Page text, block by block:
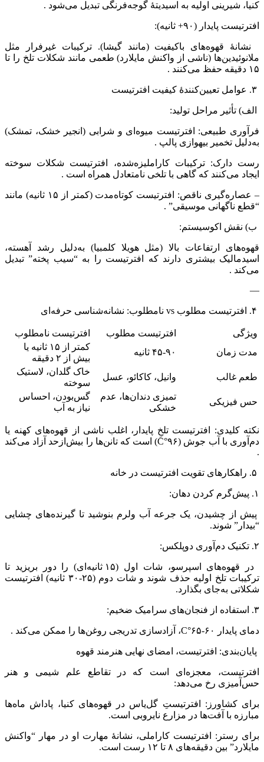
کنیا، شیرینی اولیه به اسیدیتهٔ گوجه‌فرنگی تبدیل می‌شود .
افترتیست پایدار (۹۰+ ثانیه):
نشانهٔ قهوه‌های باکیفیت (مانند گیشا). ترکیبات غیرفرار مثل
ملانوئیدین‌ها (ناشی از واکنش مایلارد) طعمی مانند شکلات تلخ را تا
۱۵ دقیقه حفظ می‌کنند .
الف) تأثیر مراحل تولید:
فرآوری طبیعی: افترتیست میوه‌ای و شرابی (انجیر خشک، تمشک)
به‌دلیل تخمیر بیهوازی پالپ .
رست دارک: ترکیبات کاراملیزه‌شده، افترتیست شکلات سوخته
ایجاد می‌کنند که گاهی با تلخی نامتعادل همراه است .
– عصاره‌گیری ناقص: افترتیست کوتاه‌مدت (کمتر از ۱۵ ثانیه) مانند
“قطع ناگهانی موسیقی” .
ب) نقش اکوسیستم:
قهوه‌های ارتفاعات بالا (مثل هویلا کلمبیا) به‌دلیل رشد آهسته،
اسیدمالیک بیشتری دارند که افترتیست را به “سیب پخته” تبدیل
می‌کند .
—
ویژگی افترتیست مطلوب
افترتیست نامطلوب
مدت زمان
۴۵-۹۰ ثانیه
کمتر از ۱۵ ثانیه یا
بیش از ۲ دقیقه
طعم غالب
وانیل، کاکائو، عسل
خاک گلدان، لاستیک
سوخته
حس فیزیکی
تمیزی دندان‌ها، عدم
خشکی
گس‌بودن، احساس
نیاز به آب
نکته کلیدی: افترتیست تلخِ پایدار، اغلب ناشی از قهوه‌های کهنه یا
دم‌آوری با آب جوش (۹۶°C) است که تانن‌ها را بیش‌ازحد آزاد می‌کند
.
۱. پیش‌گرم کردن دهان:
پیش از چشیدن، یک جرعه آب ولرم بنوشید تا گیرنده‌های چشایی
“بیدار” شوند.
۲. تکنیک دم‌آوری دوپلکس:
در قهوه‌های اسپرسو، شات اول (۱۵ ثانیه‌ای) را دور بریزید تا
ترکیبات تلخ اولیه حذف شوند و شات دوم (۲۵-۳۰ ثانیه) افترتیست
شکلاتی به‌جای بگذارد.
۳. استفاده از فنجان‌های سرامیک ضخیم:
دمای پایدار ۶۰-۶۵°C، آزادسازی تدریجی روغن‌ها را ممکن می‌کند .
پایان‌بندی: افترتیست، امضای نهایی هنرمند قهوه
افترتیست، معجزه‌ای است که در تقاطع علم شیمی و هنر
حس‌آمیزی رخ می‌دهد:
برای کشاورز: افترتیستِ گل‌یاس در قهوه‌های کنیا، پاداش ماه‌ها
مبارزه با آفت‌ها در مزارع نایروبی است.
برای رستر: افترتیست کاراملی، نشانهٔ مهارت او در مهار “واکنش
مایلارد” بین دقیقه‌های ۸ تا ۱۲ رست است.